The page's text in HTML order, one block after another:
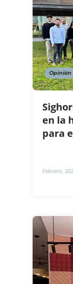
Opinión
en la
para
Febrero,